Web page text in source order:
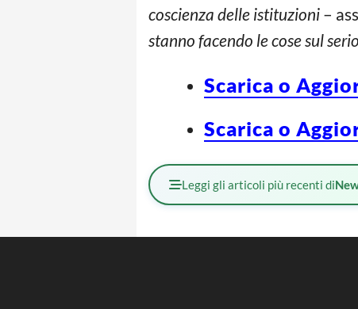
coscienza delle istituzioni –
stanno facendo le cose sul
Scarica o
Scarica o
Leggi gli articoli più recenti di